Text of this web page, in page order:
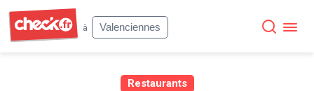
à
Valenciennes
Restaurants